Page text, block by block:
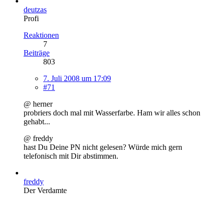
deutzas
Profi
Reaktionen
7
Beiträge
803
7. Juli 2008 um 17:09
#71
@ herner
probriers doch mal mit Wasserfarbe. Ham wir alles schon
gehabt...
@ freddy
hast Du Deine PN nicht gelesen? Würde mich gern
telefonisch mit Dir abstimmen.
freddy
Der Verdamte